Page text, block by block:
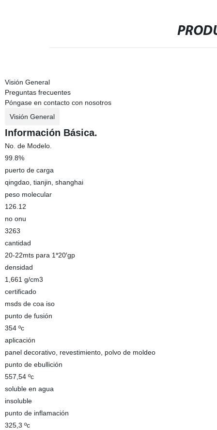
Visión General
Preguntas frecuentes
Póngase en contacto con nosotros
Visión General
Información Básica.
No. de Modelo.
99.8%
puerto de carga
qingdao, tianjin, shanghai
peso molecular
126.12
no onu
3263
cantidad
20-22mts para 1*20′gp
densidad
1,661 g/cm3
certificado
msds de coa iso
punto de fusión
354 ºc
aplicación
panel decorativo, revestimiento, polvo de moldeo
punto de ebullición
557,54 ºc
soluble en agua
insoluble
punto de inflamación
325,3 ºc